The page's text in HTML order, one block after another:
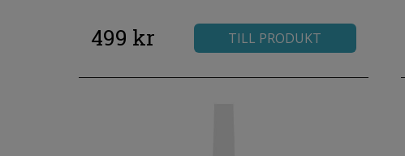
499 kr TILL PRODUKT